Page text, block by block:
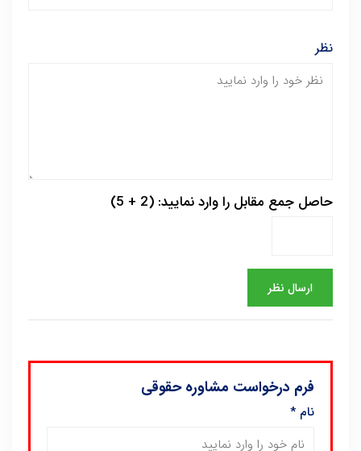
نظر
حاصل جمع مقابل را وارد نمایید: (2 + 5)
فرم درخواست مشاوره حقوقی
نام*